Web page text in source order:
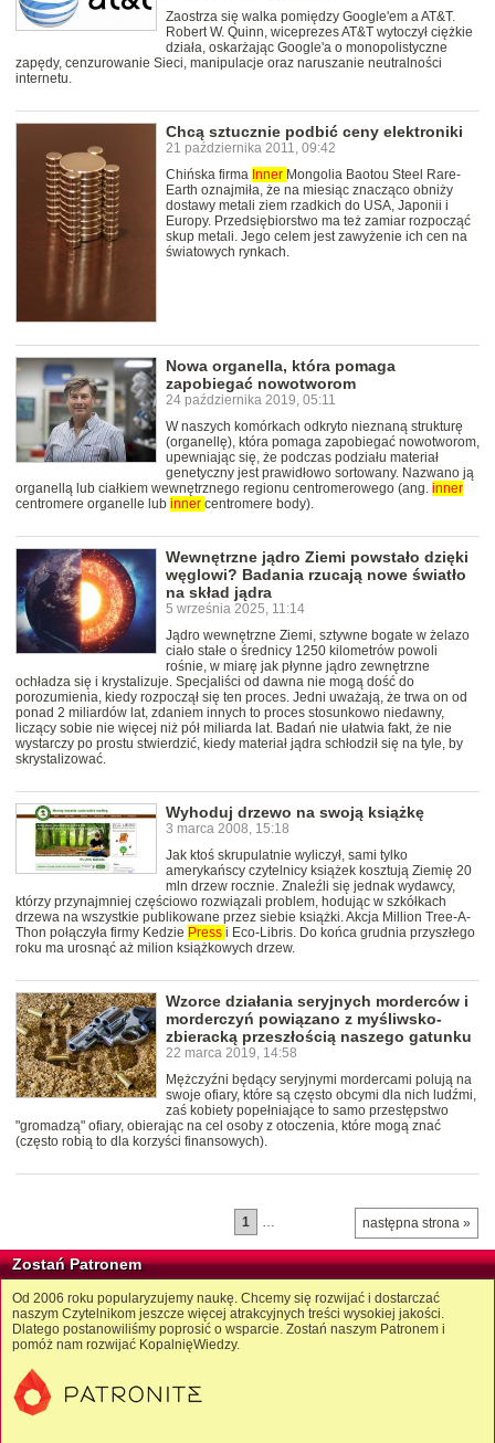
Zaostrza się walka pomiędzy Google'em a AT&T.
Robert W. Quinn, wiceprezes AT&T wytoczył ciężkie
działa, oskarżając Google'a o monopolistyczne
zapędy, cenzurowanie Sieci, manipulacje oraz naruszanie neutralności
internetu.
Chcą sztucznie podbić ceny elektroniki
21 października 2011, 09:42
Chińska firma Inner Mongolia Baotou Steel Rare-
Earth oznajmiła, że na miesiąc znacząco obniży
dostawy metali ziem rzadkich do USA, Japonii i
Europy. Przedsiębiorstwo ma też zamiar rozpocząć
skup metali. Jego celem jest zawyżenie ich cen na
światowych rynkach.
Nowa organella, która pomaga
zapobiegać nowotworom
24 października 2019, 05:11
W naszych komórkach odkryto nieznaną strukturę
(organellę), która pomaga zapobiegać nowotworom,
upewniając się, że podczas podziału materiał
genetyczny jest prawidłowo sortowany. Nazwano ją
organellą lub ciałkiem wewnętrznego regionu centromerowego (ang. inner
centromere organelle lub inner centromere body).
Wewnętrzne jądro Ziemi powstało dzięki
węglowi? Badania rzucają nowe światło
na skład jądra
5 września 2025, 11:14
Jądro wewnętrzne Ziemi, sztywne bogate w żelazo
ciało stałe o średnicy 1250 kilometrów powoli
rośnie, w miarę jak płynne jądro zewnętrzne
ochładza się i krystalizuje. Specjaliści od dawna nie mogą dość do
porozumienia, kiedy rozpoczął się ten proces. Jedni uważają, że trwa on od
ponad 2 miliardów lat, zdaniem innych to proces stosunkowo niedawny,
liczący sobie nie więcej niż pół miliarda lat. Badań nie ułatwia fakt, że nie
wystarczy po prostu stwierdzić, kiedy materiał jądra schłodził się na tyle, by
skrystalizować.
Wyhoduj drzewo na swoją książkę
3 marca 2008, 15:18
Jak ktoś skrupulatnie wyliczył, sami tylko
amerykańscy czytelnicy książek kosztują Ziemię 20
mln drzew rocznie. Znaleźli się jednak wydawcy,
którzy przynajmniej częściowo rozwiązali problem, hodując w szkółkach
drzewa na wszystkie publikowane przez siebie książki. Akcja Million Tree-A-
Thon połączyła firmy Kedzie Press i Eco-Libris. Do końca grudnia przyszłego
roku ma urosnąć aż milion książkowych drzew.
Wzorce działania seryjnych morderców i
morderczyń powiązano z myśliwsko-
zbieracką przeszłością naszego gatunku
22 marca 2019, 14:58
Mężczyźni będący seryjnymi mordercami polują na
swoje ofiary, które są często obcymi dla nich ludźmi,
zaś kobiety popełniające to samo przestępstwo
"gromadzą" ofiary, obierając na cel osoby z otoczenia, które mogą znać
(często robią to dla korzyści finansowych).
następna strona »
1
Zostań Patronem
Od 2006 roku popularyzujemy naukę. Chcemy się rozwijać i dostarczać
naszym Czytelnikom jeszcze więcej atrakcyjnych treści wysokiej jakości.
Dlatego postanowiliśmy poprosić o wsparcie. Zostań naszym Patronem i
pomóż nam rozwijać KopalnięWiedzy.